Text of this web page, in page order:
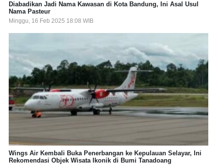
Diabadikan Jadi Nama Kawasan di Kota Bandung, Ini Asal Usul
Nama Pasteur
Minggu, 16 Feb 2025 18:08 WIB
Wings Air Kembali Buka Penerbangan ke Kepulauan Selayar, Ini
Rekomendasi Objek Wisata Ikonik di Bumi Tanadoang